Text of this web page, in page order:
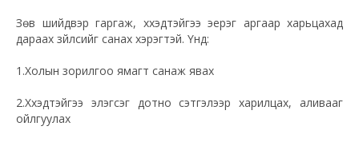
Зөв шийдвэр гаргаж, хүүхэдтэйгээ эерэг аргаар харьцахад
дараах зүйлсийг санах хэрэгтэй. Үүнд:
1.Холын зорилгоо ямагт санаж явах
2.Хүүхэдтэйгээ элэгсэг дотно сэтгэлээр харилцах, аливааг
ойлгуулах